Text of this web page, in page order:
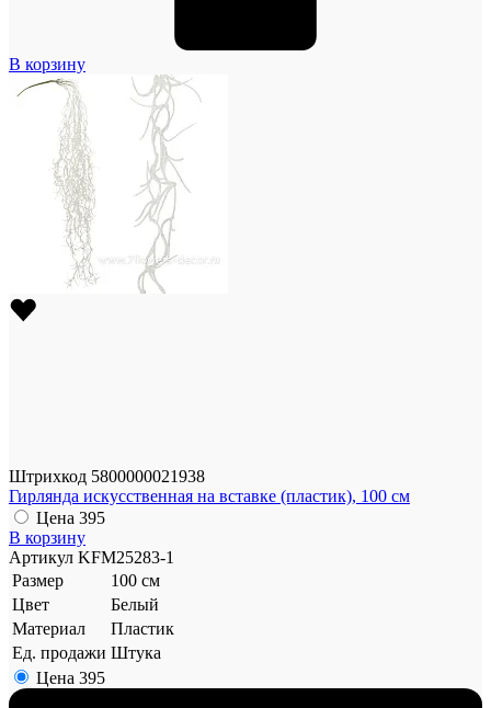
В корзину
Штрихкод 5800000021938
Гирлянда искусственная на вставке (пластик), 100 см
Цена 395
В корзину
Артикул KFM25283-1
Размер
100 см
Цвет
Белый
Материал
Пластик
Ед. продажи Штука
Цена 395